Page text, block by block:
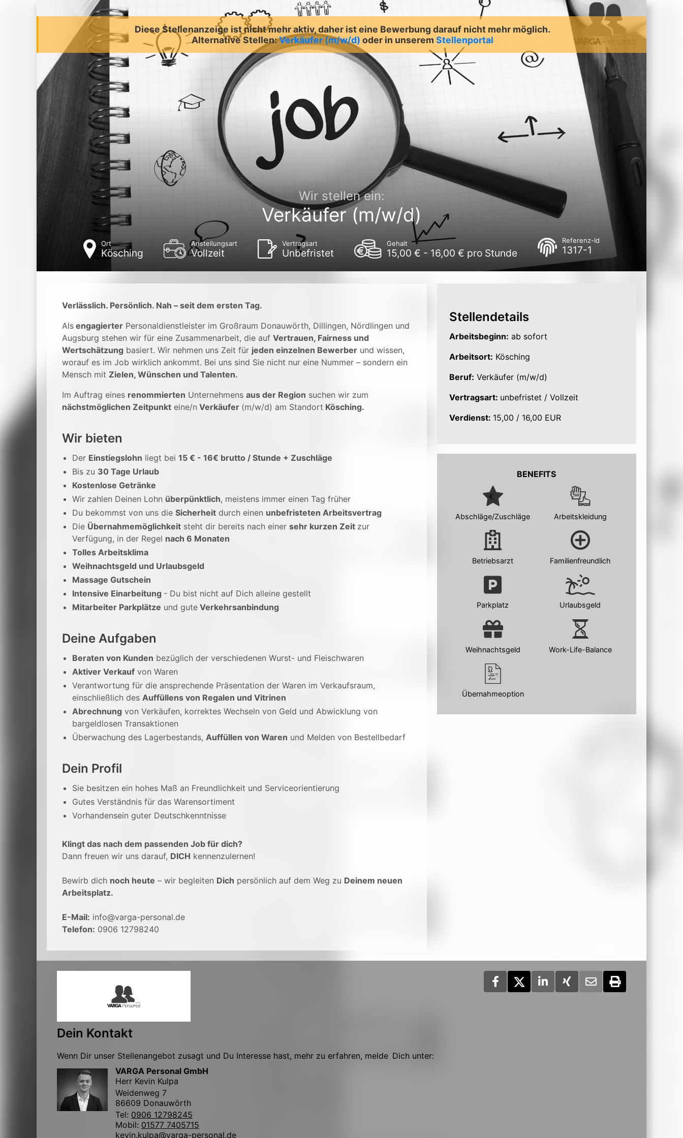
Diese Stellenanzeige ist nicht mehr aktiv, daher ist eine Bewerbung darauf nicht mehr möglich.
Alternative Stellen:Verkäufer (m/w/d) oder in unserem Stellenportal
Wir stellen ein:
Verkäufer (m/w/d)
Ort
Kösching
Anstellungsart
Vollzeit
Vertragsart
Unbefristet
Gehalt
15,00 € - 16,00 € pro Stunde
Referenz-Id
1317-1
Verlässlich. Persönlich. Nah – seit dem ersten Tag.
Als engagierter Personaldienstleister im Großraum Donauwörth, Dillingen, Nördlingen und
Augsburg stehen wir für eine Zusammenarbeit, die auf Vertrauen, Fairness und
Wertschätzung basiert. Wir nehmen uns Zeit für jeden einzelnen Bewerber und wissen,
worauf es im Job wirklich ankommt. Bei uns sind Sie nicht nur eine Nummer – sondern ein
Mensch mit Zielen, Wünschen und Talenten.
Im Auftrag eines renommierten Unternehmens aus der Region suchen wir zum
nächstmöglichen Zeitpunkt eine/n Verkäufer (m/w/d) am Standort Kösching.
Wir bieten
Der Einstiegslohn liegt bei 15 € - 16€ brutto / Stunde + Zuschläge
Bis zu 30 Tage Urlaub
Kostenlose Getränke
Wir zahlen Deinen Lohn überpünktlich, meistens immer einen Tag früher
Du bekommst von uns die Sicherheit durch einen unbefristeten Arbeitsvertrag
Die Übernahmemöglichkeit steht dir bereits nach einer sehr kurzen Zeit zur
Verfügung, in der Regel nach 6 Monaten
Tolles Arbeitsklima
Weihnachtsgeld und Urlaubsgeld
Massage Gutschein
Intensive Einarbeitung - Du bist nicht auf Dich alleine gestellt
Mitarbeiter Parkplätze und gute Verkehrsanbindung
Deine Aufgaben
Beraten von Kunden bezüglich der verschiedenen Wurst- und Fleischwaren
Aktiver Verkauf von Waren
Verantwortung für die ansprechende Präsentation der Waren im Verkaufsraum,
einschließlich des Auffüllens von Regalen und Vitrinen
Abrechnung von Verkäufen, korrektes Wechseln von Geld und Abwicklung von
bargeldlosen Transaktionen
Überwachung des Lagerbestands, Auffüllen von Waren und Melden von Bestellbedarf
Dein Profil
Sie besitzen ein hohes Maß an Freundlichkeit und Serviceorientierung
Gutes Verständnis für das Warensortiment
Vorhandensein guter Deutschkenntnisse
Klingt das nach dem passenden Job für dich?
Dann freuen wir uns darauf, DICH kennenzulernen!
Bewirb dich noch heute – wir begleiten Dich persönlich auf dem Weg zu Deinem neuen
Arbeitsplatz.
E-Mail: info@varga-personal.de
Telefon: 0906 12798240
Stellendetails
Arbeitsbeginn: ab sofort
Arbeitsort: Kösching
Beruf: Verkäufer (m/w/d)
Vertragsart: unbefristet / Vollzeit
Verdienst: 15,00 / 16,00 EUR
BENEFITS
Abschläge/Zuschläge Arbeitskleidung
Betriebsarzt Familienfreundlich
Parkplatz Urlaubsgeld
Weihnachtsgeld Work-Life-Balance
Übernahmeoption
Dein Kontakt
Wenn Dir unser Stellenangebot zusagt und Du Interesse hast, mehr zu erfahren, melde Dich unter:
VARGA Personal GmbH
Herr Kevin Kulpa
Weidenweg 7
86609 Donauwörth
Tel: 0906 12798245
Mobil: 01577 7405715
kevin.kulpa@varga-personal.de